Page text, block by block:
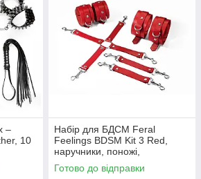
–
10
Набір для БДСМ Feral
Feelings BDSM Kit 3 Red,
наручники, поножі,
хрестовина
Готово до відправки